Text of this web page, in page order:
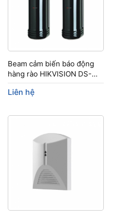
Beam cảm biến báo động
hàng rào HIKVISION DS-
PI-Q250/FM
Liên hệ